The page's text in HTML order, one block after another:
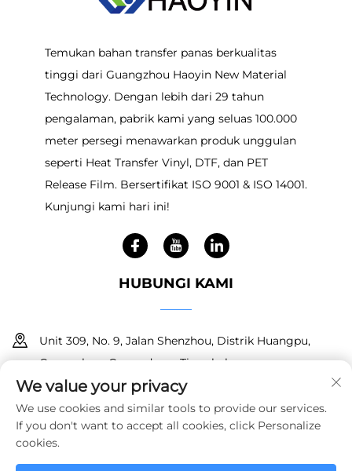
Temukan bahan transfer panas berkualitas
tinggi dari Guangzhou Haoyin New Material
Technology. Dengan lebih dari 29 tahun
pengalaman, pabrik kami yang seluas 100.000
meter persegi menawarkan produk unggulan
seperti Heat Transfer Vinyl, DTF, dan PET
Release Film. Bersertifikat ISO 9001 & ISO 14001.
Kunjungi kami hari ini!
HUBUNGI KAMI
Unit 309, No. 9, Jalan Shenzhou, Distrik Huangpu,
Guangzhou, Guangdong, Tiongkok
+86 18150601728
[email protected]
We value your privacy
We use cookies and similar tools to provide our services.
If you don't want to accept all cookies, click Personalize
cookies.